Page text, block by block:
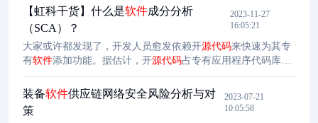
况是双向的：这些应用程序通常更复杂，使用的
以往任何时候都包含更多的漏洞。此外，威胁行为者正在创造
和使用更多的攻击方法和技术，通常是组合在一起的。 最终，
我们得到了各种攻击机会的大杂烩，威胁行为者知道这一点。
事实上，
【虹科干货】什么是软件成分分析
（SCA）？
2023-11-27
16:05:21
大家或许都发现了，开发人员愈发依赖开源代码来快速为其专
有软件添加功能。据估计，开源代码占专有应用程序代码库的
60-80%。相伴而来的，除了更高的效率，还有更高的风险。因
此，管理开源代码对于降低组织的 安全风险至关重要。那么，
如何管理开
软件
成分分析（SCA）又是如何管理开
源代码
装备软件供应链网络安全风险分析与对
策
2023-07-21
10:05:58